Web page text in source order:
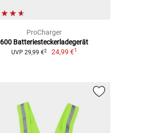
ProCharger
600 Batteriesteckerladegerät
UVP 29,99 €2 24,99 €1